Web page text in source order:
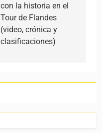
con la historia en el
Tour de Flandes
(video, crónica y
clasificaciones)